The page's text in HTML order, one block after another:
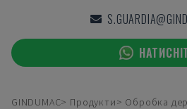
GINDUMAC Продукти
Обробка